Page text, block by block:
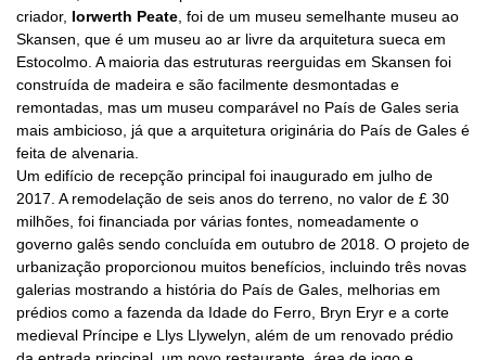
criador, Iorwerth Peate , foi de um museu semelhante museu ao
Skansen, que é um museu ao ar livre da arquitetura sueca em
Estocolmo. A maioria das estruturas reerguidas em Skansen foi
construída de madeira e são facilmente desmontadas e
remontadas, mas um museu comparável no País de Gales seria
mais ambicioso, já que a arquitetura originária do País de Gales é
feita de alvenaria.
Um edifício de recepção principal foi inaugurado em julho de
2017. A remodelação de seis anos do terreno, no valor de £ 30
milhões, foi financiada por várias fontes, nomeadamente o
governo galês sendo concluída em outubro de 2018. O projeto de
urbanização proporcionou muitos benefícios, incluindo três novas
galerias mostrando a história do País de Gales, melhorias em
prédios como a fazenda da Idade do Ferro, Bryn Eryr e a corte
medieval Príncipe e Llys Llywelyn, além de um renovado prédio